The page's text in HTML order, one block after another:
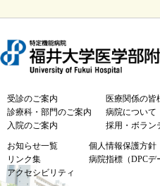
受診のご案内
診療科・部門のご案内
入院のご案内
医療関係の皆
病院について
採用・ボラン
お知らせ一覧
リンク集
アクセシビリティ
個人情報保護方針
病院指標（DPCデ